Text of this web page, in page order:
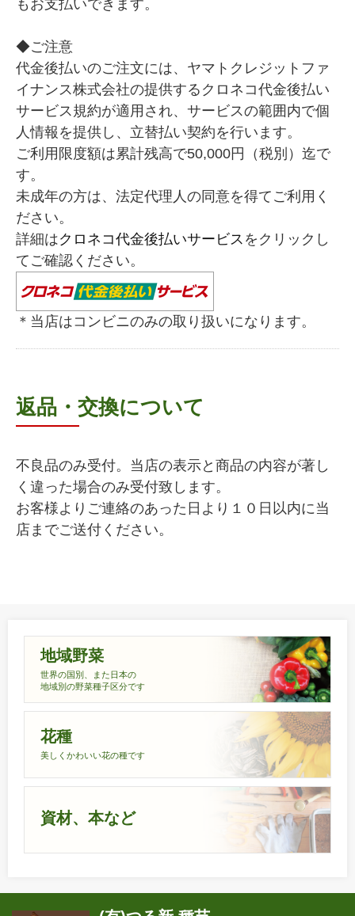
もお支払いできます。
◆ご注意
代金後払いのご注文には、ヤマトクレジットファ
イナンス株式会社の提供するクロネコ代金後払い
サービス規約が適用され、サービスの範囲内で個
人情報を提供し、立替払い契約を行います。
ご利用限度額は累計残高で50,000円（税別）迄で
す。
未成年の方は、法定代理人の同意を得てご利用く
ださい。
詳細はクロネコ代金後払いサービス をクリックし
てご確認ください。
＊当店はコンビニのみの取り扱いになります。
返品・交換について
不良品のみ受付。当店の表示と商品の内容が著し
く違った場合のみ受付致します。
お客様よりご連絡のあった日より１０日以内に当
店までご送付ください。
地域野菜
世界の国別、また日本の
地域別の野菜種子区分です
花種
美しくかわいい花の種です
資材、本など